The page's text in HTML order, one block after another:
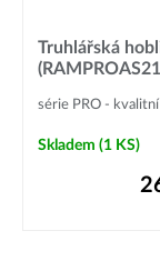
Truhlářská
série PRO -
Skladem (1 KS)